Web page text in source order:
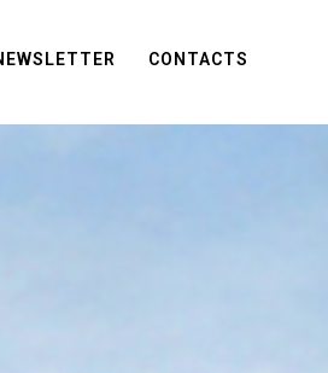
CONTACTS